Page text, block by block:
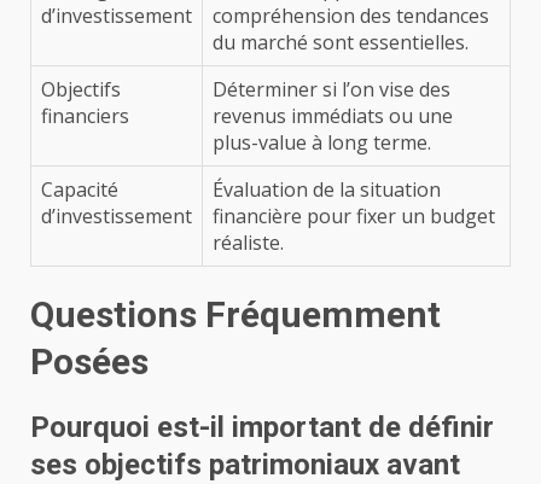
d’investissement
compréhension des tendances
du marché sont essentielles.
Objectifs
financiers
Déterminer si l’on vise des
revenus immédiats ou une
plus-value à long terme.
Capacité
d’investissement
Évaluation de la situation
financière pour fixer un budget
réaliste.
Questions Fréquemment
Posées
Pourquoi est-il important de définir
ses objectifs patrimoniaux avant